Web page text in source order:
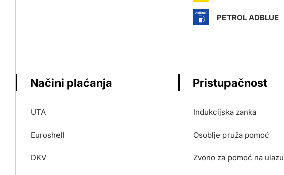
PETROL ADBLUE
Načini plaćanja
UTA
Euroshell
DKV
Pristupačnost
Indukcijska zanka
Osoblje pruža pomoć
Zvono za pomoć na ulazu